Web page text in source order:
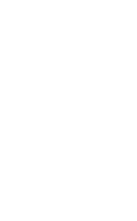
ตนในเวลาละหมาดของพวกเขา